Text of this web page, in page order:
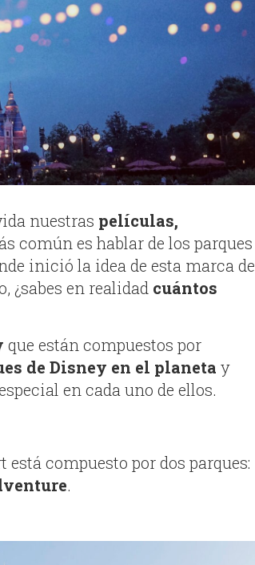
nuestras películas,
común es hablar de los parques
inició la idea de esta marca de
¿sabes en realidad cuántos
que están compuestos por
de Disney en el planeta y
en cada uno de ellos.
está compuesto por dos parques:
.